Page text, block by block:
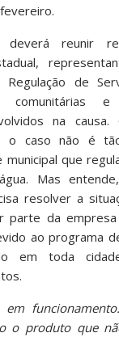
deverá reunir
Regulação de
comunitárias
na causa.
o caso não é
que
Mas
resolver a
parte da empresa
ao programa
em toda
em
o produto que